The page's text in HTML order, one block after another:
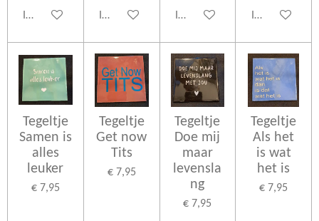
In winkelwagen In winkelwagen In winkelwagen In
Tegeltje
Samen is
alles
leuker
€ 7,95
Tegeltje
Get now
Tits
€ 7,95
Tegeltje
Doe mij
maar
levensla
ng
€ 7,95
Tegeltje
Als het
is wat
het is
€ 7,95